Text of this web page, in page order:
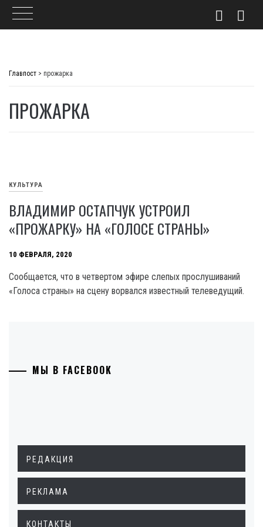
Главпост > прожарка
ПРОЖАРКА
КУЛЬТУРА
ВЛАДИМИР ОСТАПЧУК УСТРОИЛ
«ПРОЖАРКУ» НА «ГОЛОСЕ СТРАНЫ»
10 ФЕВРАЛЯ, 2020
Сообщается, что в четвертом эфире слепых прослушиваний
«Голоса страны» на сцену ворвался известный телеведущий.
МЫ В FACEBOOK
РЕДАКЦИЯ
РЕКЛАМА
КОНТАКТЫ